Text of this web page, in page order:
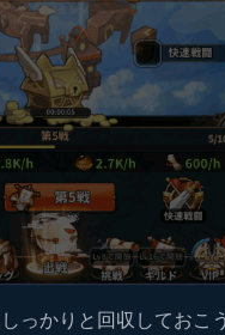
っかりと回収しておこう